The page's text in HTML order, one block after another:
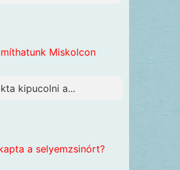
Miskolcon
kipucolni a...
a selyemzsinórt?